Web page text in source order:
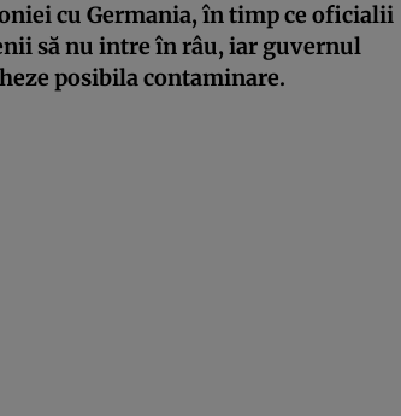
cu Germania, în timp ce oficialii
să nu intre în râu, iar guvernul
posibila contaminare.